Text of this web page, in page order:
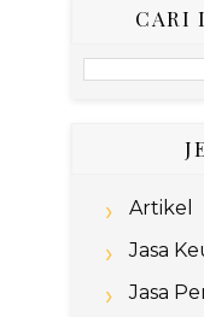
CARI
Artikel
Jasa
Jasa